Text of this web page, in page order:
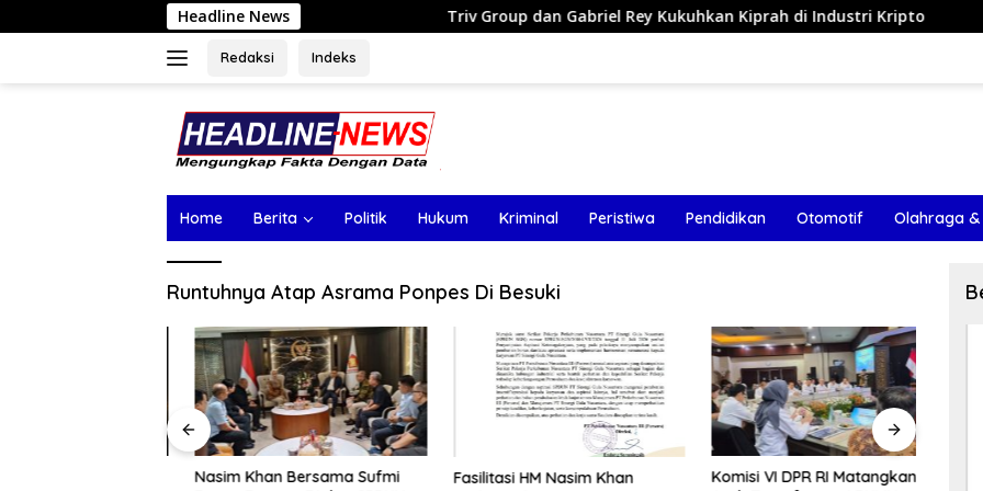
ke
Headline News Triv Group dan Gabriel Rey Kukuhkan Kiprah di Industri Kripto Nasim Khan
Redaksi Indeks
Home Berita Politik Hukum Kriminal Peristiwa Pendidikan Otomotif Olahraga
Runtuhnya Atap Asrama Ponpes Di Besuki
Nasim Khan Bersama Sufmi
Fasilitasi HM Nasim Khan
Komisi VI DPR RI Matangkan